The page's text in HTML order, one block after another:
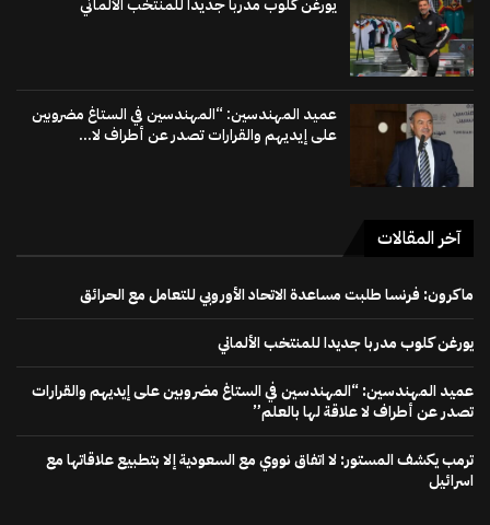
يورغن كلوب مدربا جديدا للمنتخب الألماني
عميد المهندسين: “المهندسين في الستاغ مضروبين
على إيديهم والقرارات تصدر عن أطراف لا...
آخر المقالات
ماكرون: فرنسا طلبت مساعدة الاتحاد الأوروبي للتعامل مع الحرائق
يورغن كلوب مدربا جديدا للمنتخب الألماني
عميد المهندسين: “المهندسين في الستاغ مضروبين على إيديهم والقرارات
تصدر عن أطراف لا علاقة لها بالعلم”
ترمب يكشف المستور: لا اتفاق نووي مع السعودية إلا بتطبيع علاقاتها مع
اسرائيل